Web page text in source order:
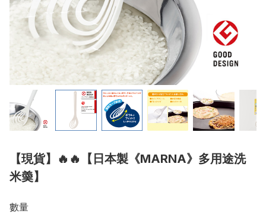
【現貨】🔥🔥【日本製《MARNA》多用途洗
米羮】
數量